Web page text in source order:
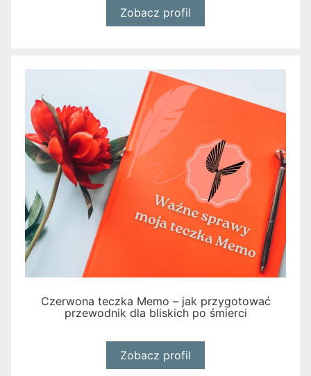
Zobacz profil
Czerwona teczka Memo – jak przygotować
przewodnik dla bliskich po śmierci
Zobacz profil